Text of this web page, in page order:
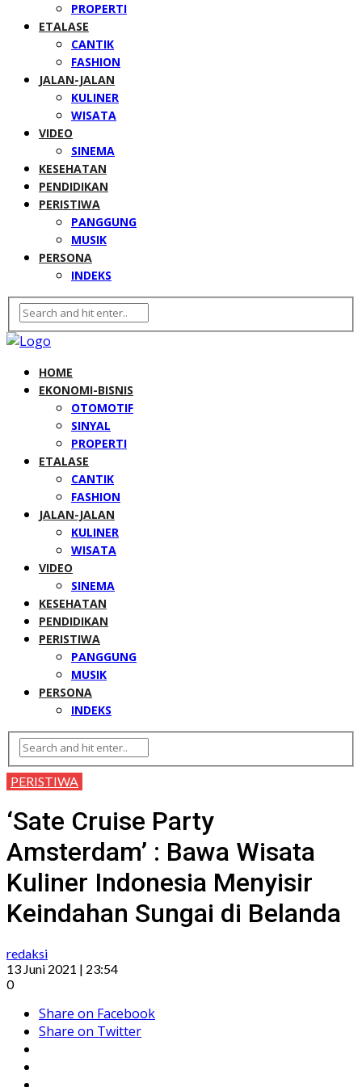
PROPERTI
ETALASE
CANTIK
FASHION
JALAN-JALAN
KULINER
WISATA
VIDEO
SINEMA
KESEHATAN
PENDIDIKAN
PERISTIWA
PANGGUNG
MUSIK
PERSONA
INDEKS
HOME
EKONOMI-BISNIS
OTOMOTIF
SINYAL
PROPERTI
ETALASE
CANTIK
FASHION
JALAN-JALAN
KULINER
WISATA
VIDEO
SINEMA
KESEHATAN
PENDIDIKAN
PERISTIWA
PANGGUNG
MUSIK
PERSONA
INDEKS
PERISTIWA
‘Sate Cruise Party
Amsterdam’ : Bawa Wisata
Kuliner Indonesia Menyisir
Keindahan Sungai di Belanda
redaksi
13 Juni 2021 | 23:54
0
Share on Facebook
Share on Twitter